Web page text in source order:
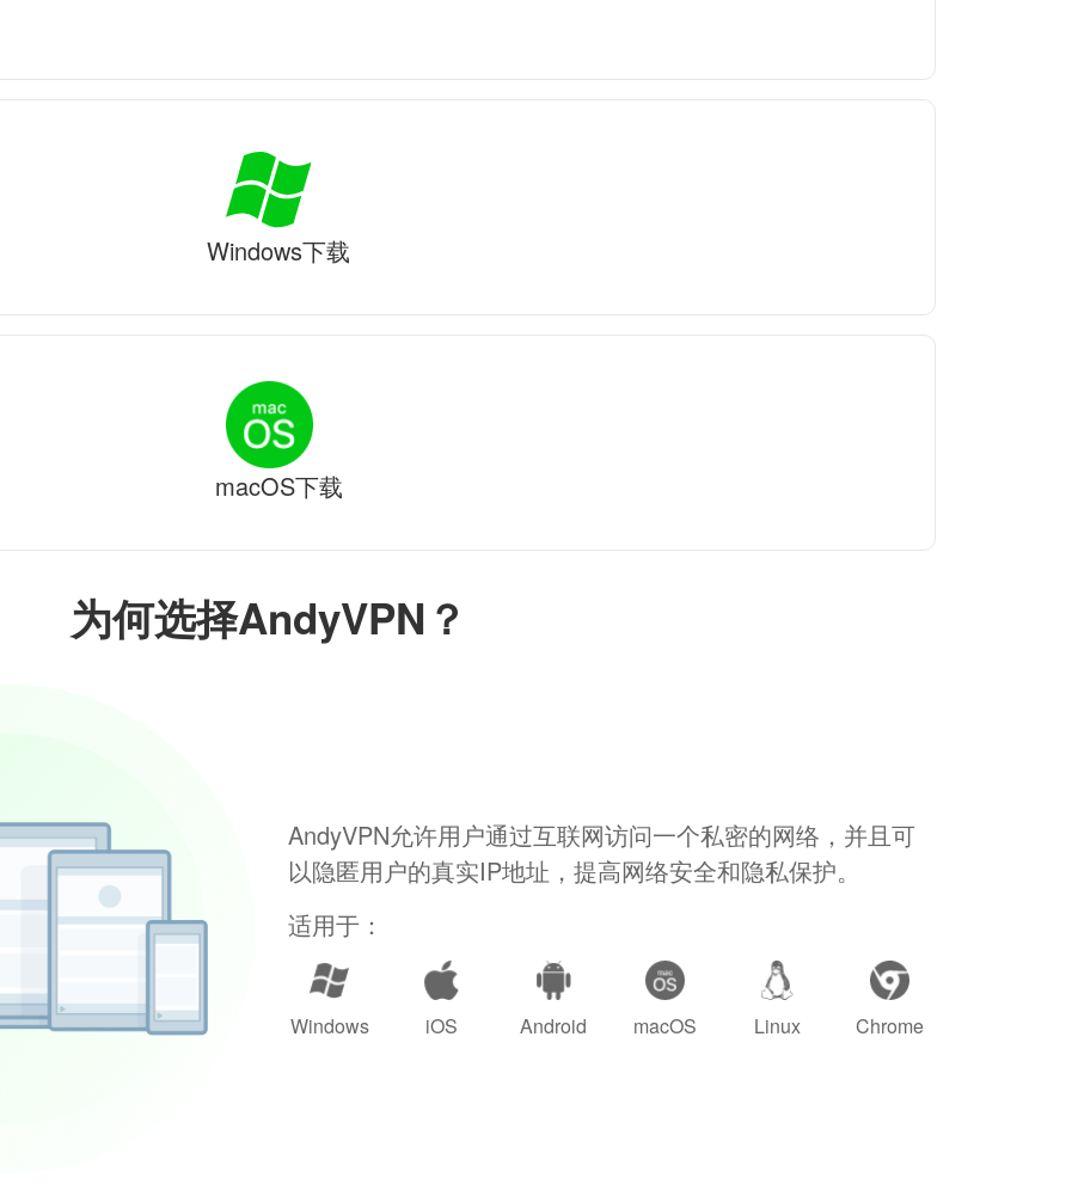
为何选择AndyVPN？
AndyVPN允许用户通过互联网访问一个私密的网络，并且可
以隐匿用户的真实IP地址，提高网络安全和隐私保护。
适用于：
Windows iOS Android macOS Linux Chrome
Windows下载
macOS下载